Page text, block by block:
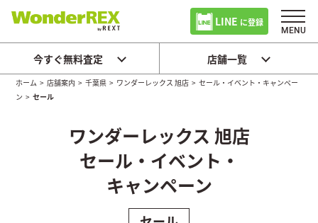
LINE に登録
今すぐ無料査定 店舗一覧
ホーム >店舗案内 >千葉県 > ワンダーレックス 旭店 >セール・イベント・キャンペー
ン >セール
ワンダーレックス 旭店
セール・イベント・
キャンペーン